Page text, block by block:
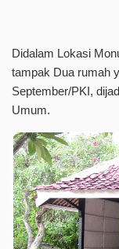
Didalam Lokasi
tampak Dua rumah
September/PKI,
Umum.